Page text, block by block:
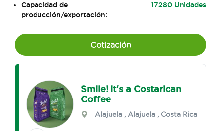
Capacidad de
producción/exportación:
17280 Unidades
Cotización
Smile! it's a Costarican
Coffee
Alajuela ,Alajuela , Costa Rica